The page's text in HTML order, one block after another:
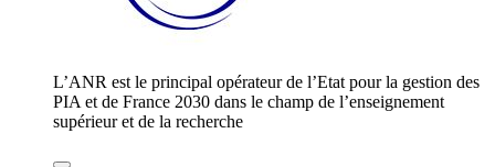
L’ANR est le principal opérateur de l’Etat pour la gestion des
PIA et de France 2030 dans le champ de l’enseignement
supérieur et de la recherche